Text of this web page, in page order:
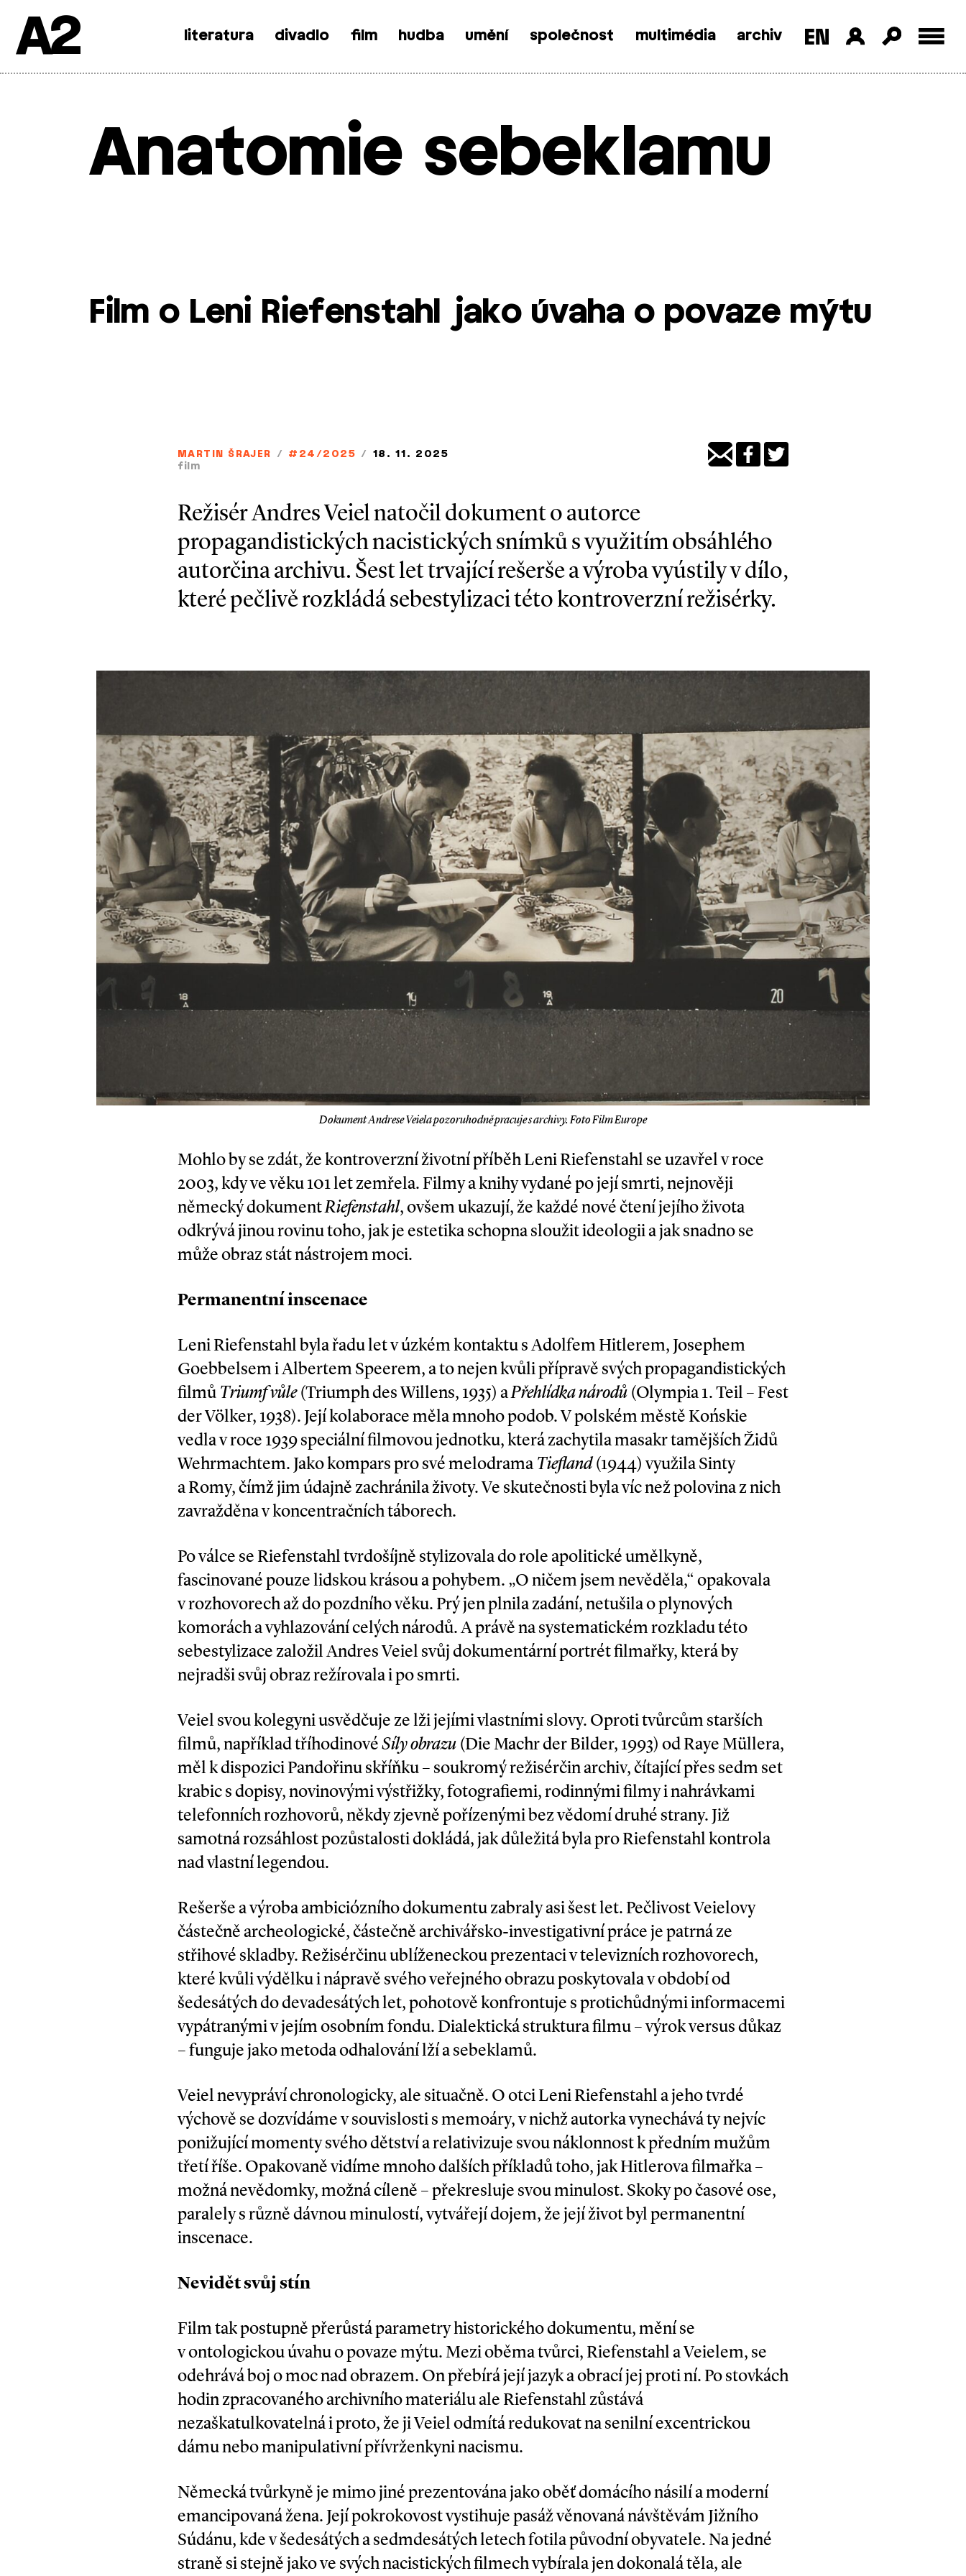
SkipA2 literatura divadlo film hudba umění společnost multimédia archiv
Anatomie sebeklamu
Film o Leni Riefenstahl jako úvaha o povaze mýtu
MARTIN ŠRAJER / #24/2025 / 18. 11. 2025
film
Režisér Andres Veiel natočil dokument o autorce
propagandistických nacistických snímků s využitím obsáhlého
autorčina archivu. Šest let trvající rešerše a výroba vyústily v dílo,
které pečlivě rozkládá sebestylizaci této kontroverzní režisérky.
Dokument Andrese Veiela pozoruhodně pracuje s archivy. Foto Film Europe
Mohlo by se zdát, že kontroverzní životní příběh Leni Riefenstahl se uzavřel v roce
2003, kdy ve věku 101 let zemřela. Filmy a knihy vydané po její smrti, nejnověji
německý dokumentRiefenstahl, ovšem ukazují, že každé nové čtení jejího života
odkrývá jinou rovinu toho, jak je estetika schopna sloužit ideologii a jak snadno se
může obraz stát nástrojem moci.
Permanentní inscenace
Leni Riefenstahl byla řadu let v úzkém kontaktu s Adolfem Hitlerem, Josephem
Goebbelsem i Albertem Speerem, a to nejen kvůli přípravě svých propagandistických
filmů Triumf vůle(Triumph des Willens, 1935) aPřehlídka národů (Olympia 1. Teil – Fest
der Völker, 1938). Její kolaborace měla mnoho podob. V polském městě Końskie
vedla v roce 1939 speciální filmovou jednotku, která zachytila masakr tamějších Židů
Wehrmachtem. Jako kompars pro své melodramaTiefland(1944) využila Sinty
a Romy, čímž jim údajně zachránila životy. Ve skutečnosti byla víc než polovina z nich
zavražděna v koncentračních táborech.
Po válce se Riefenstahl tvrdošíjně stylizovala do role apolitické umělkyně,
fascinované pouze lidskou krásou a pohybem. „O ničem jsem nevěděla,“ opakovala
v rozhovorech až do pozdního věku. Prý jen plnila zadání, netušila o plynových
komorách a vyhlazování celých národů. A právě na systematickém rozkladu této
sebestylizace založil Andres Veiel svůj dokumentární portrét filmařky, která by
nejradši svůj obraz režírovala i po smrti.
Veiel svou kolegyni usvědčuje ze lži jejími vlastními slovy. Oproti tvůrcům starších
filmů, například tříhodinovéSíly obrazu (Die Machr der Bilder, 1993) od Raye Müllera,
měl k dispozici Pandořinu skříňku – soukromý režisérčin archiv, čítající přes sedm set
krabic s dopisy, novinovými výstřižky, fotografiemi, rodinnými filmy i nahrávkami
telefonních rozhovorů, někdy zjevně pořízenými bez vědomí druhé strany. Již
samotná rozsáhlost pozůstalosti dokládá, jak důležitá byla pro Riefenstahl kontrola
nad vlastní legendou.
Rešerše a výroba ambiciózního dokumentu zabraly asi šest let. Pečlivost Veielovy
částečně archeologické, částečně archivářsko­-investigativní práce je patrná ze
střihové skladby. Režisérčinu ublíženeckou prezentaci v televizních rozhovorech,
které kvůli výdělku i nápravě svého veřejného obrazu poskytovala v období od
šedesátých do devadesátých let, pohotově konfrontuje s protichůdnými informacemi
vypátranými v jejím osobním fondu. Dialektická struktura filmu – výrok versus důkaz
– funguje jako metoda odhalování lží a sebeklamů.
Veiel nevypráví chronologicky, ale situačně. O otci Leni Riefenstahl a jeho tvrdé
výchově se dozvídáme v souvislosti s memoáry, v nichž autorka vynechává ty nejvíc
ponižující momenty svého dětství a relativizuje svou náklonnost k předním mužům
třetí říše. Opakovaně vidíme mnoho dalších příkladů toho, jak Hitlerova filmařka –
možná nevědomky, možná cíleně – překresluje svou minulost. Skoky po časové ose,
paralely s různě dávnou minulostí, vytvářejí dojem, že její život byl permanentní
inscenace.
Nevidět svůj stín
Film tak postupně přerůstá parametry historického dokumentu, mění se
v ontologickou úvahu o povaze mýtu. Mezi oběma tvůrci, Riefenstahl a Veielem, se
odehrává boj o moc nad obrazem. On přebírá její jazyk a obrací jej proti ní. Po stovkách
hodin zpracovaného archivního materiálu ale Riefenstahl zůstává
nezaškatulkovatelná i proto, že ji Veiel odmítá redukovat na senilní excentrickou
dámu nebo manipulativní přívrženkyni nacismu.
Německá tvůrkyně je mimo jiné prezentována jako oběť domácího násilí a moderní
emancipovaná žena. Její pokrokovost vystihuje pasáž věnovaná návštěvám Jižního
Súdánu, kde v šedesátých a sedmdesátých letech fotila původní obyvatele. Na jedné
straně si stejně jako ve svých nacistických filmech vybírala jen dokonalá těla, ale